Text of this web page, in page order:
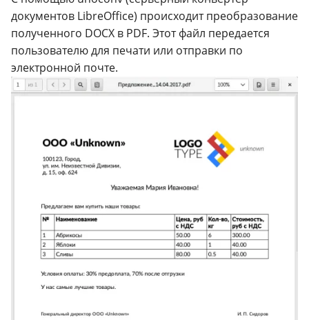
документов LibreOffice) происходит преобразование
полученного DOCX в PDF. Этот файл передается
пользователю для печати или отправки по
электронной почте.